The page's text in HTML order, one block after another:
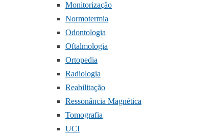
Monitorização
Normotermia
Odontologia
Oftalmologia
Ortopedia
Radiologia
Reabilitação
Ressonância Magnética
Tomografia
UCI